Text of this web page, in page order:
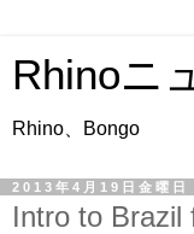
Rhinoニ
Rhino、Bongo
2013年4月19日金曜日
Intro to Brazil